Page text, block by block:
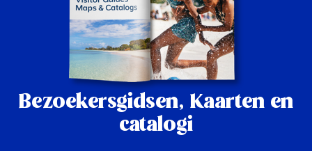
Bezoekersgidsen, Kaarten en
catalogi